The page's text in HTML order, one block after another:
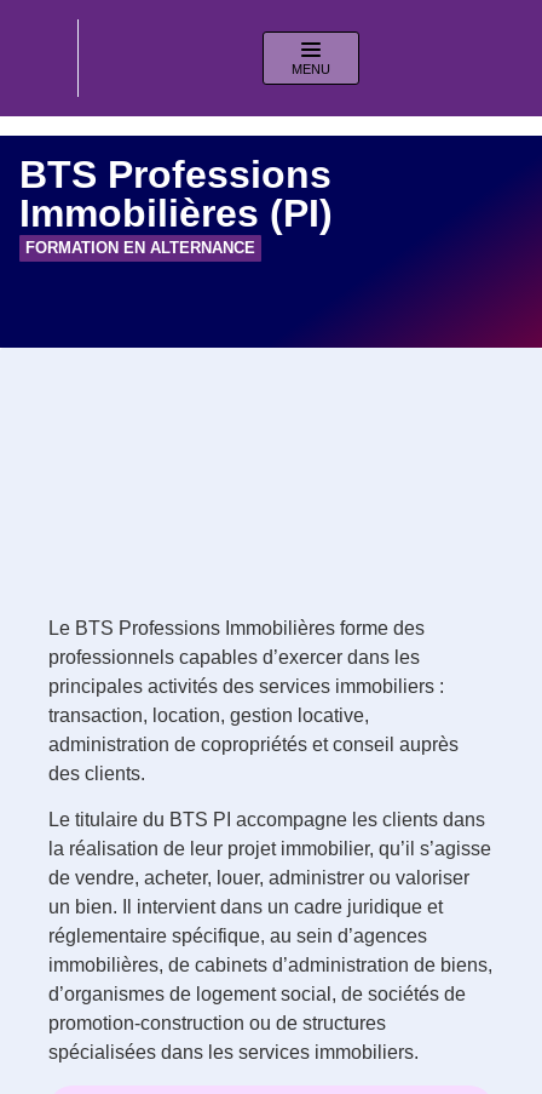
MENU
BTS Professions
Immobilières (PI)
FORMATION EN ALTERNANCE
Le BTS Professions Immobilières forme des
professionnels capables d’exercer dans les
principales activités des services immobiliers :
transaction, location, gestion locative,
administration de copropriétés et conseil auprès
des clients.
Le titulaire du BTS PI accompagne les clients dans
la réalisation de leur projet immobilier, qu’il s’agisse
de vendre, acheter, louer, administrer ou valoriser
un bien. Il intervient dans un cadre juridique et
réglementaire spécifique, au sein d’agences
immobilières, de cabinets d’administration de biens,
d’organismes de logement social, de sociétés de
promotion-construction ou de structures
spécialisées dans les services immobiliers.